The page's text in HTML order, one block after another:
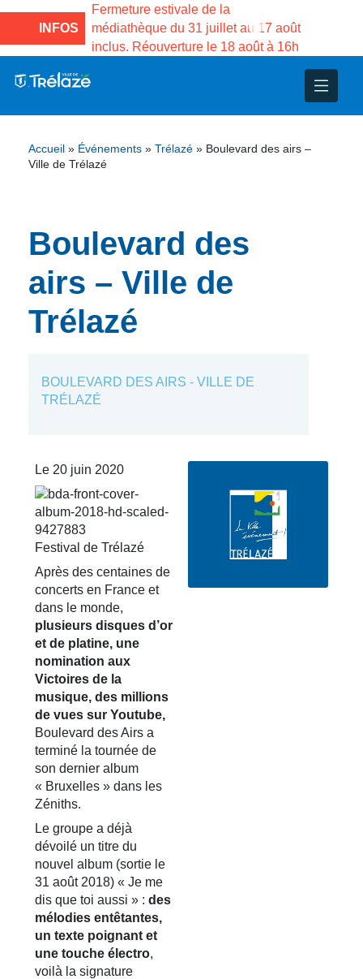
INFOS
la Maison des
de Gama du
Fermeture estivale de la
médiathèque du 31 juillet au 17 août
inclus. Réouverture le 18 août à 16h
Projets
– Jumelage
Accueil » Événements » Trélazé » Boulevard des airs –
Ville de Trélazé
Boulevard des
airs – Ville de
Trélazé
BOULEVARD DES AIRS - VILLE DE
TRÉLAZÉ
Le 20 juin 2020
Festival de Trélazé
Après des centaines de
concerts en France et
dans le monde,
plusieurs disques d’or
et de platine, une
nomination aux
Victoires de la
musique, des millions
de vues sur Youtube,
Boulevard des Airs a
terminé la tournée de
son dernier album
« Bruxelles » dans les
Zéniths.
Le groupe a déjà
dévoilé un titre du
nouvel album (sortie le
31 août 2018) « Je me
dis que toi aussi » : des
mélodies entêtantes,
un texte poignant et
une touche électro,
voilà la signature